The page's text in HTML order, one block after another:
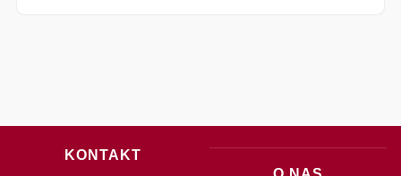
KONTAKT